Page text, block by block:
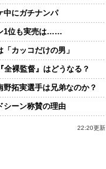
中にガチナンパ
1位も実売は……
カッコだけの男」
全裸監督』はどうなる？
野拓実選手は兄弟なのか？
シーン称賛の理由
22:20更新